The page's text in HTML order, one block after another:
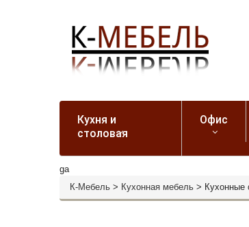
Кухня и
столовая
Офис
ga
К-Мебель > Кухонная мебель > Кухонные